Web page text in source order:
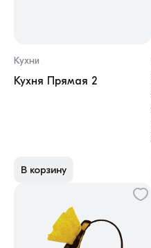
Кухни
Кухня Прямая 2
В корзину